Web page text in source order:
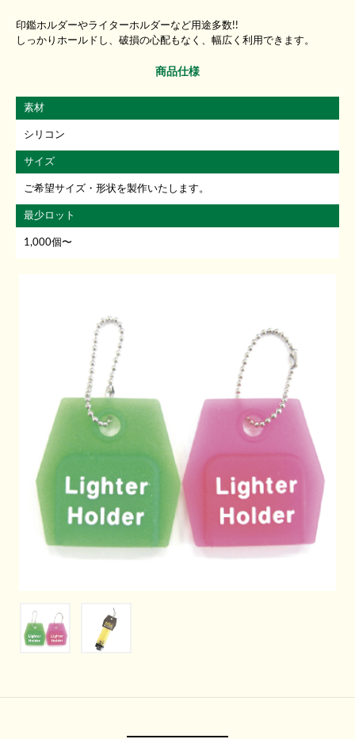
印鑑ホルダーやライターホルダーなど用途多数!!
しっかりホールドし、破損の心配もなく、幅広く利用できます。
商品仕様
素材
シリコン
サイズ
ご希望サイズ・形状を製作いたします。
最少ロット
1,000個〜